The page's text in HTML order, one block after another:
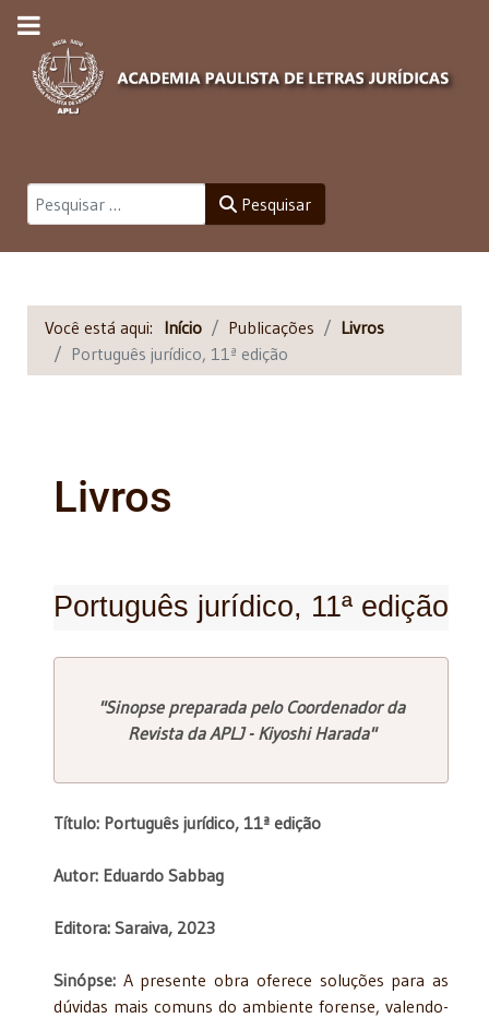
Pesquisar Pesquisar
Você está aqui: Início Publicações
Livros
Português jurídico, 11ª edição
Livros
Português jurídico, 11ª edição
"Sinopse preparada pelo Coordenador da
Revista da APLJ - Kiyoshi Harada"
Título: Português jurídico, 11ª edição
Autor: Eduardo Sabbag
Editora: Saraiva, 2023
Sinópse: A presente obra oferece soluções para as
dúvidas mais comuns do ambiente forense, valendo-